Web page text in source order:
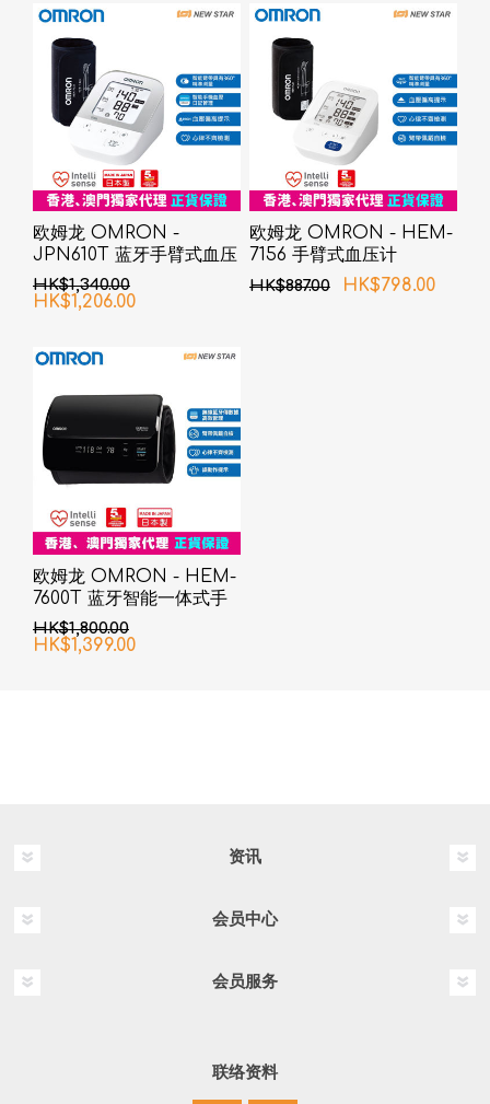
欧姆龙 OMRON -
JPN610T 蓝牙手臂式血压
计
HK$1,340.00
HK$1,206.00
欧姆龙 OMRON - HEM-
7156 手臂式血压计
HK$887.00 HK$798.00
欧姆龙 OMRON - HEM-
7600T 蓝牙智能一体式手
臂血压计
HK$1,800.00
HK$1,399.00
资讯
会员中心
会员服务
联络资料